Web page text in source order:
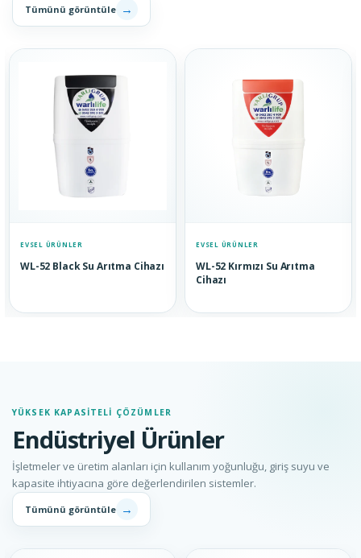
Tümünü görüntüle →
EVSEL ÜRÜNLER
WL-52 Black Su Arıtma Cihazı
EVSEL ÜRÜNLER
WL-52 Kırmızı Su Arıtma
Cihazı
YÜKSEK KAPASITELI ÇÖZÜMLER
Endüstriyel Ürünler
İşletmeler ve üretim alanları için kullanım yoğunluğu, giriş suyu ve
kapasite ihtiyacına göre değerlendirilen sistemler.
Tümünü görüntüle →